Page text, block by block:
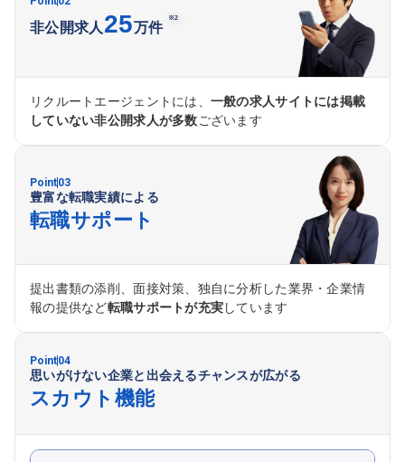
非公開求人 25万件
※2
リクルートエージェントには、 一般の求人サイトには掲載
していない非公開求人が多数ございます
Point03
豊富な転職実績による
転職サポート
提出書類の添削、面接対策、独自に分析した業界・企業情
報の提供など転職サポートが充実しています
Point04
思いがけない企業と出会えるチャンスが広がる
スカウト機能